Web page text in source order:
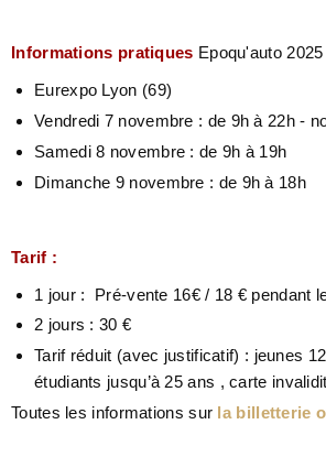
Informations pratiques Epoqu'auto 2025
Eurexpo Lyon (69)
Vendredi 7 novembre : de 9h à 22h -
Samedi 8 novembre : de 9h à 19h
Dimanche 9 novembre : de 9h à 18h
Tarif :
1 jour : Pré-vente 16€ / 18 € pendant
2 jours : 30 €
Tarif réduit (avec justificatif) : jeunes
étudiants jusqu’à 25 ans , carte
Toutes les informations sur la billetterie